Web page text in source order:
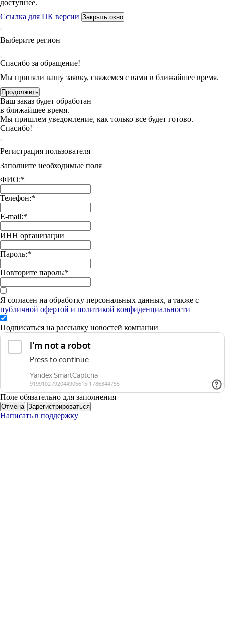
доступнее.
Ссылка для ПК версии Закрыть окно
Выберите регион
Спасибо за обращение!
Мы приняли вашу заявку, свяжемся с вами в ближайшее время.
Продолжить
Ваш заказ будет обработан
в ближайшее время.
Мы пришлем уведомление, как только все будет готово.
Спасибо!
Регистрация пользователя
Заполните необходимые поля
ФИО:*
Телефон:*
E-mail:*
ИНН организации
Пароль:*
Повторите пароль:*
Я согласен на обработку персональных данных, а также с
публичной офертой и политикой конфиденциальности
Подписаться на рассылку новостей компании
Поле обязательно для заполнения
Отмена Зарегистрироваться
Написать в поддержку